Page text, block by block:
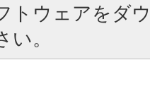
トウェアをダ
。